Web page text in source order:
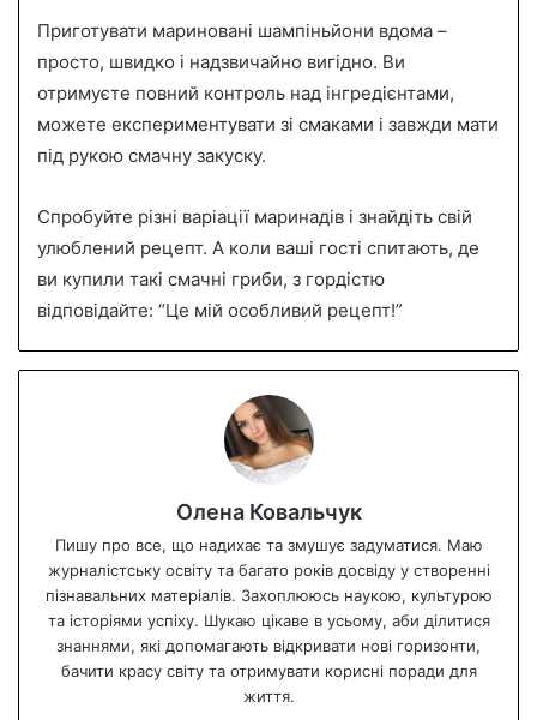
Приготувати мариновані шампіньйони вдома –
просто, швидко і надзвичайно вигідно. Ви
отримуєте повний контроль над інгредієнтами,
можете експериментувати зі смаками і завжди мати
під рукою смачну закуску.
Спробуйте різні варіації маринадів і знайдіть свій
улюблений рецепт. А коли ваші гості спитають, де
ви купили такі смачні гриби, з гордістю
відповідайте: “Це мій особливий рецепт!”
Олена Ковальчук
Пишу про все, що надихає та змушує задуматися. Маю
журналістську освіту та багато років досвіду у створенні
пізнавальних матеріалів. Захоплююсь наукою, культурою
та історіями успіху. Шукаю цікаве в усьому, аби ділитися
знаннями, які допомагають відкривати нові горизонти,
бачити красу світу та отримувати корисні поради для
життя.